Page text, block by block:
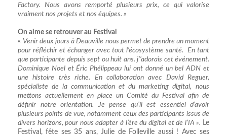
Factory. Nous avons remporté plusieurs prix, ce qui valorise
vraiment nos projets et nos équipes. »
On aime se retrouver au Festival
« Venir deux jours à Deauville nous permet de prendre un moment
pour réfléchir et échanger avec tout l’écosystème santé. En tant
que participante depuis sept ou huit ans. j’’adorais cet événement.
Dominique Noel et Éric Phélippeau lui ont donné un bel ADN et
une histoire très riche. En collaboration avec David Reguer,
spécialiste de la communication et du marketing digital,
nous
mettons actuellement en place un Comité du Festival afin de
définir notre orientation. Je pense qu’il est essentiel d’avoir
plusieurs points de vue, notamment ceux des participants issus de
divers horizons, pour nous adapter à l’ère du digital et de l’IA ». Le
Festival, fête ses 35 ans, Julie de Folleville aussi ! Avec ses